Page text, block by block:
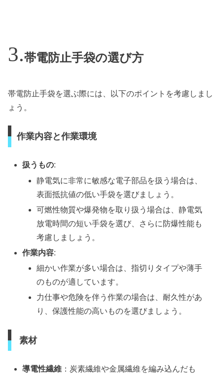
帯電防止手袋の選び方
帯電防止手袋を選ぶ際には、以下のポイントを考慮しまし
ょう。
作業内容と作業環境
扱うもの:
静電気に非常に敏感な電子部品を扱う場合は、
表面抵抗値の低い手袋を選びましょう。
可燃性物質や爆発物を取り扱う場合は、静電気
放電時間の短い手袋を選び、さらに防爆性能も
考慮しましょう。
作業内容:
細かい作業が多い場合は、指切りタイプや薄手
のものが適しています。
力仕事や危険を伴う作業の場合は、耐久性があ
り、保護性能の高いものを選びましょう。
素材
導電性繊維 ：炭素繊維や金属繊維を編み込んだも